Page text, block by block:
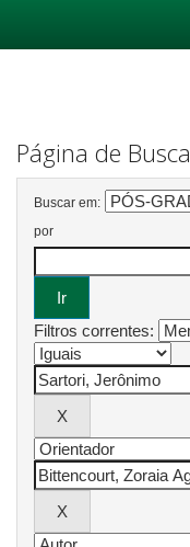
Página de Busca
Buscar em:
por
Filtros correntes: